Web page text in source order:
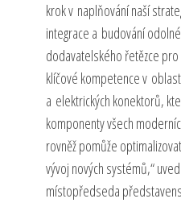
krok v naplňování naší
integrace a budování
dodavatelského řetězce
klíčové kompetence v
a elektrických konektorů,
komponenty všech
rovněž pomůže
vývoj nových systémů,“
místopředseda